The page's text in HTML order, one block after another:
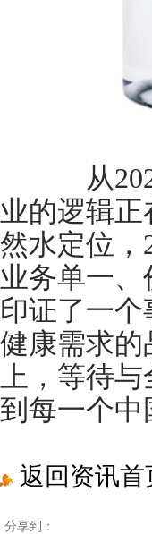
从2025
业的逻辑正
然水定位，
业务单一
印证了一
健康需求的
上，等待
到每一个中
返回资讯首
分享到：